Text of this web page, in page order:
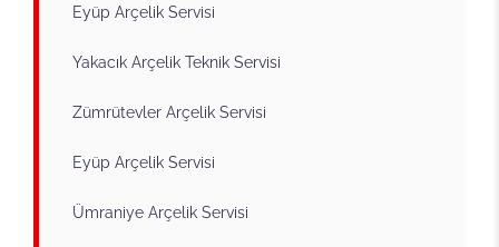
Eyüp Arçelik Servisi
Yakacık Arçelik Teknik Servisi
Zümrütevler Arçelik Servisi
Eyüp Arçelik Servisi
Ümraniye Arçelik Servisi